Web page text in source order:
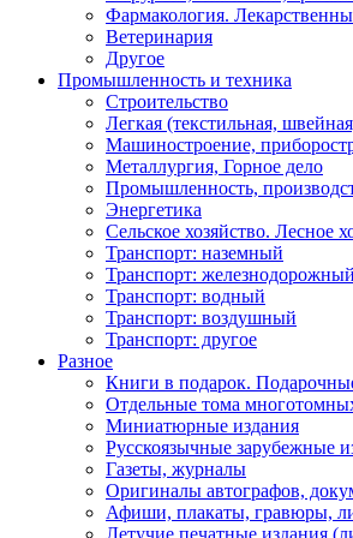
Фармакология.
Ветеринария
Другое
Промышленность и техника
Строительство
Легкая (текстильная,
Машиностроение,
Металлургия, Горное дело
Промышленность,
Энергетика
Сельское хозяйство. Лесное
Транспорт: наземный
Транспорт:
Транспорт: водный
Транспорт: воздушный
Транспорт: другое
Разное
Книги в подарок.
Отдельные тома
Миниатюрные издания
Русскоязычные зарубежные
Газеты, журналы
Оригиналы автографов,
Афиши, плакаты, гравюры,
Летучие печатные издания